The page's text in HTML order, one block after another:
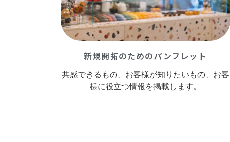
新規開拓のためのパンフレット
共感できるもの、お客様が知りたいもの、お客
様に役立つ情報を掲載します。